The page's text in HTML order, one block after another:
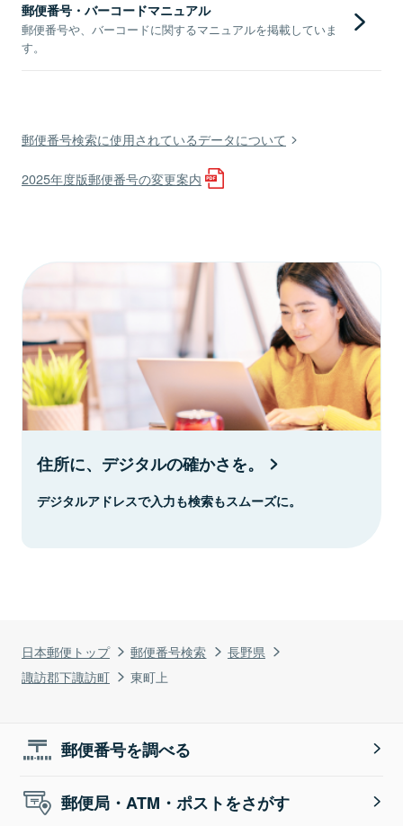
日本郵便トップ 郵便番号検索
長野県
諏訪郡下諏訪町
東町上
郵便番号・バーコードマニュアル
郵便番号や、バーコードに関するマニュアルを掲載していま
す。
郵便番号検索に使用されているデータについて
2025年度版郵便番号の変更案内
住所に、デジタルの確かさを。
デジタルアドレスで入力も検索もスムーズに。
郵便番号を調べる
郵便局・ATM・ポストをさがす